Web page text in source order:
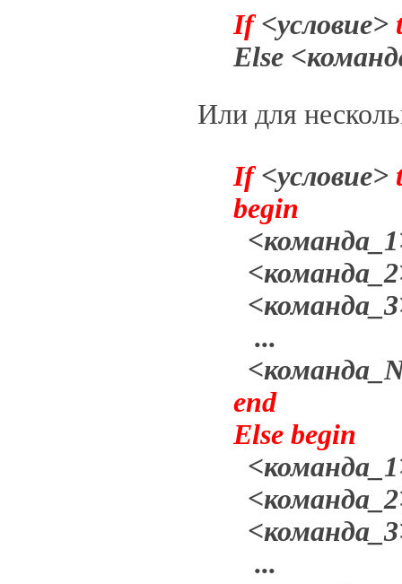
If<условие>
Else
Или для
If<условие>
begin
...
end
Else begin
...